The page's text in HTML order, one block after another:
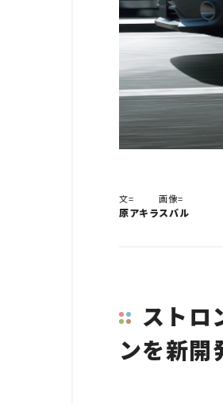
文=
原アキラ
画像=
スバル
ストロ
ンを新開